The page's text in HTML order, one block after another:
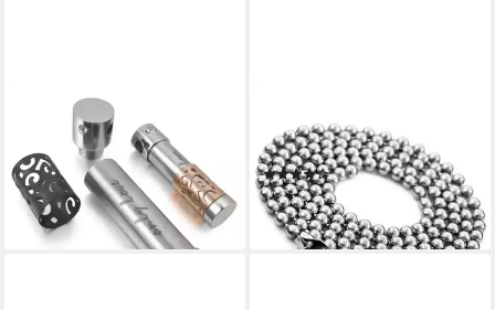
SCHMUCK-ELFE
Partnerkette Only Love
Passion Eleganz (Set), 4tlg.
Set
89,99 €
lieferbar - in 3-4 Werktagen bei dir
Partnerkette Puzzle Harmonie
(Set), 4tlg. Set
(2)
79,99 €
lieferbar - in 3-4 Werktagen bei dir